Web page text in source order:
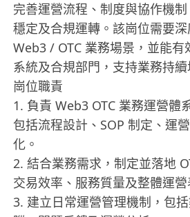
完善運營流程、制度與協作機制
穩定及合規運轉。該崗位需要
Web3 / OTC 業務場景，並能有
系統及合規部門，支持業務持續
崗位職責
1.⁠ ⁠負責 Web3 OTC 業務運營體
包括流程設計、SOP 制定、運
化。
2.⁠ ⁠結合業務需求，制定並落地
交易效率、服務質量及整體運營
3.⁠ ⁠建立日常運營管理機制，包